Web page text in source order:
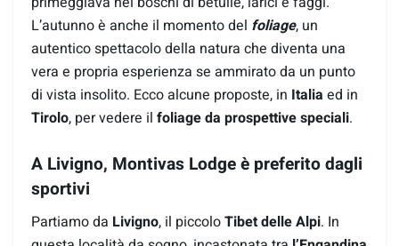
L’autunno è anche il momento del foliage, un
autentico spettacolo della natura che diventa una
vera e propria esperienza se ammirato da un punto
di vista insolito. Ecco alcune proposte, in Italia ed in
Tirolo, per vedere il foliage da prospettive speciali.
A Livigno, Montivas Lodge è preferito dagli
sportivi
Partiamo da Livigno, il piccoloTibet delle Alpi. In